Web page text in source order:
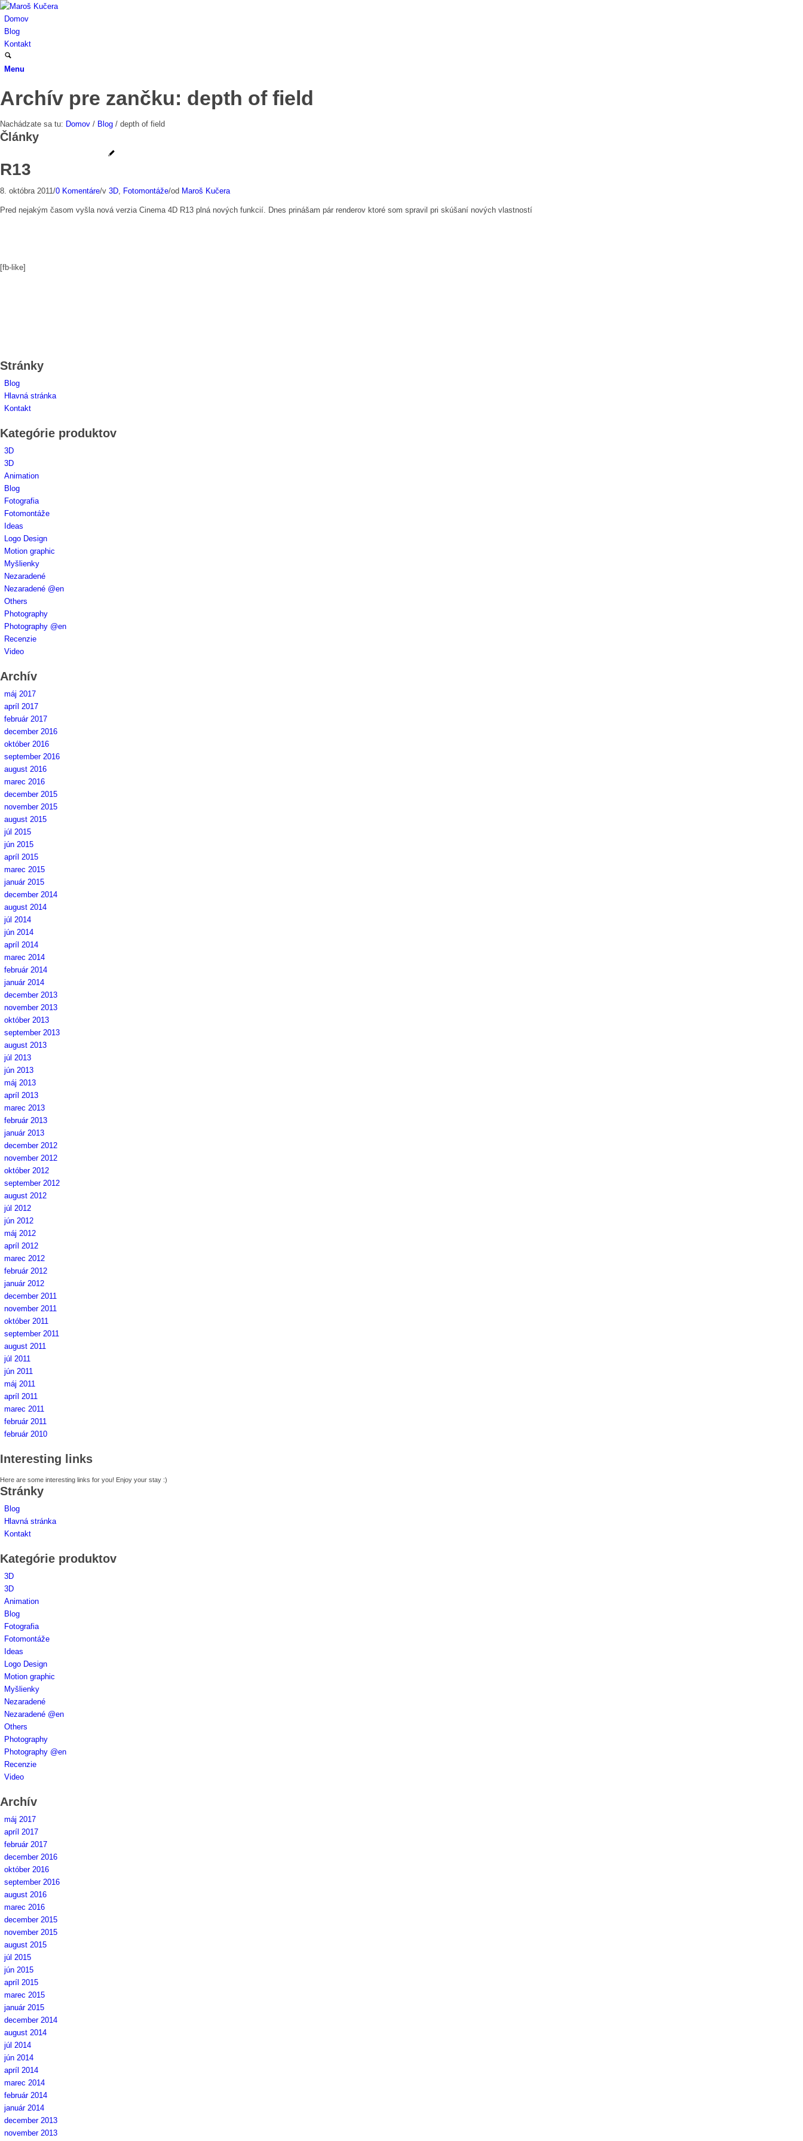
Domov
Blog
Kontakt
Menu
Archív pre zančku: depth of field
Nachádzate sa tu: Domov / Blog / depth of field
Články
R13
8. októbra 2011/0 Komentáre/v 3D, Fotomontáže/od Maroš Kučera
Pred nejakým časom vyšla nová verzia Cinema 4D R13 plná nových funkcií. Dnes prinášam pár renderov ktoré som spravil pri skúšaní nových vlastností
[fb-like]
Stránky
Blog
Hlavná stránka
Kontakt
Kategórie produktov
3D
3D
Animation
Blog
Fotografia
Fotomontáže
Ideas
Logo Design
Motion graphic
Myšlienky
Nezaradené
Nezaradené @en
Others
Photography
Photography @en
Recenzie
Video
Archív
máj 2017
apríl 2017
február 2017
december 2016
október 2016
september 2016
august 2016
marec 2016
december 2015
november 2015
august 2015
júl 2015
jún 2015
apríl 2015
marec 2015
január 2015
december 2014
august 2014
júl 2014
jún 2014
apríl 2014
marec 2014
február 2014
január 2014
december 2013
november 2013
október 2013
september 2013
august 2013
júl 2013
jún 2013
máj 2013
apríl 2013
marec 2013
február 2013
január 2013
december 2012
november 2012
október 2012
september 2012
august 2012
júl 2012
jún 2012
máj 2012
apríl 2012
marec 2012
február 2012
január 2012
december 2011
november 2011
október 2011
september 2011
august 2011
júl 2011
jún 2011
máj 2011
apríl 2011
marec 2011
február 2011
február 2010
Interesting links
Here are some interesting links for you! Enjoy your stay :)
Stránky
Blog
Hlavná stránka
Kontakt
Kategórie produktov
3D
3D
Animation
Blog
Fotografia
Fotomontáže
Ideas
Logo Design
Motion graphic
Myšlienky
Nezaradené
Nezaradené @en
Others
Photography
Photography @en
Recenzie
Video
Archív
máj 2017
apríl 2017
február 2017
december 2016
október 2016
september 2016
august 2016
marec 2016
december 2015
november 2015
august 2015
júl 2015
jún 2015
apríl 2015
marec 2015
január 2015
december 2014
august 2014
júl 2014
jún 2014
apríl 2014
marec 2014
február 2014
január 2014
december 2013
november 2013